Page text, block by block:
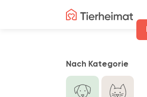
Nach Kategorie